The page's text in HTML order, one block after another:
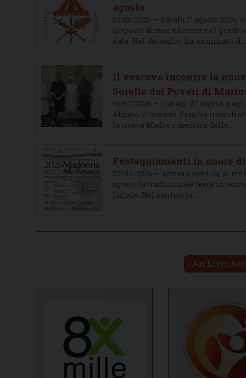
agosto
03/08/2026 – Sabato 1° agosto
disposto alcune nomine nel
data. Nel dettaglio, ha nominato il…
Il vescovo incontra la
Sorelle dei Poveri di
30/07/2026 – Lunedì 27 luglio,
Albano Vincenzo Viva ha
la nuova Madre superiora delle…
Festeggiamenti in onore
27/07/2026 – Attesa e sentita, si
agosto la tradizionale festa in
laziale. Nel santuario…
Archivio